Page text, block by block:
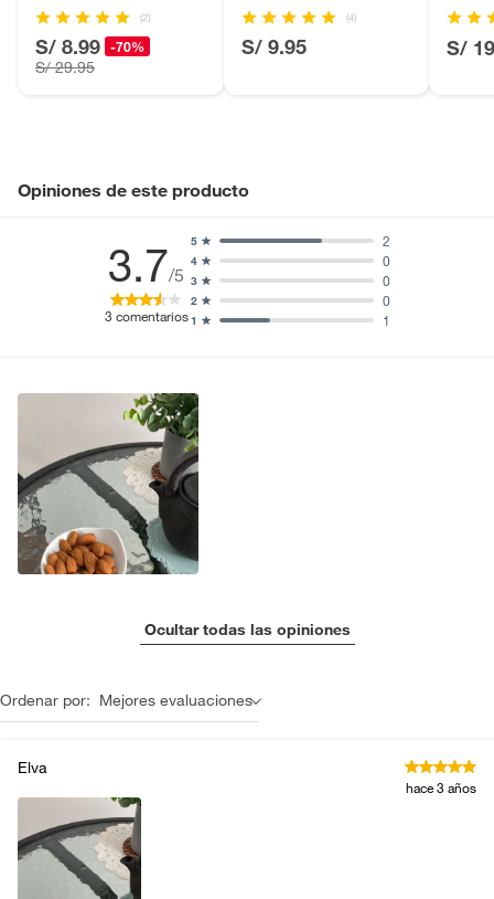
(2)
S/ 8.99 -70%
S/ 29.95
(4)
S/ 9.95 S/
Opiniones de este producto
3.7/5
3 comentarios1 1
2 0
3 0
4 0
5 2
Ocultar todas las opiniones
Ordenar por: Mejores evaluaciones
Elva
hace 3 años